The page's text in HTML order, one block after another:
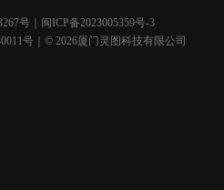
号
闽ICP备2023005359号-3
号｜© 2026厦门灵图科技有限公司